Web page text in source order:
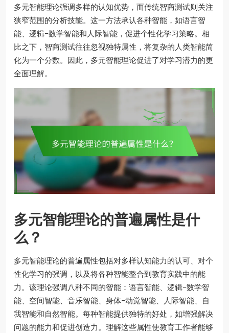
多元智能理论强调多样的认知优势，而传统智商测试则关注
狭窄范围的分析技能。这一方法承认各种智能，如语言智
能、逻辑-数学智能和人际智能，促进个性化学习策略。相
比之下，智商测试往往忽视独特属性，将复杂的人类智能简
化为一个分数。因此，多元智能理论促进了对学习潜力的更
全面理解。
多元智能理论的普遍属性是什
么？
多元智能理论的普遍属性包括对多样认知能力的认可、对个
性化学习的强调，以及将各种智能整合到教育实践中的能
力。该理论强调八种不同的智能：语言智能、逻辑-数学智
能、空间智能、音乐智能、身体-动觉智能、人际智能、自
我智能和自然智能。每种智能提供独特的好处，如增强解决
问题的能力和促进创造力。理解这些属性使教育工作者能够